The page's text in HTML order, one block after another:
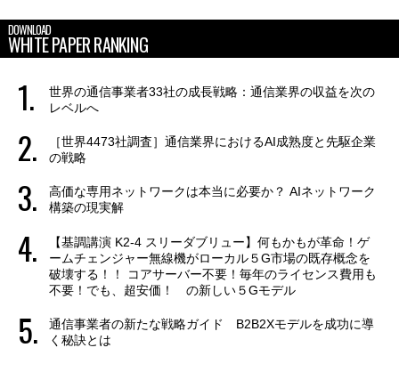
DOWNLOAD
WHITE PAPER RANKING
世界の通信事業者33社の成長戦略：通信業界の収益を次の
レベルへ
［世界4473社調査］通信業界におけるAI成熟度と先駆企業
の戦略
高価な専用ネットワークは本当に必要か？ AIネットワーク
構築の現実解
【基調講演 K2-4 スリーダブリュー】何もかもが革命！ゲ
ームチェンジャー無線機がローカル５G市場の既存概念を
破壊する！！ コアサーバー不要！毎年のライセンス費用も
不要！でも、超安価！ の新しい５Gモデル
通信事業者の新たな戦略ガイド B2B2Xモデルを成功に導
く秘訣とは